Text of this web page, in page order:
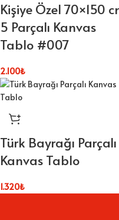
Kişiye Özel 70×150
5 Parçalı Kanvas
Tablo #007
2.100₺
Türk Bayrağı Parçalı
Kanvas Tablo
1.320₺